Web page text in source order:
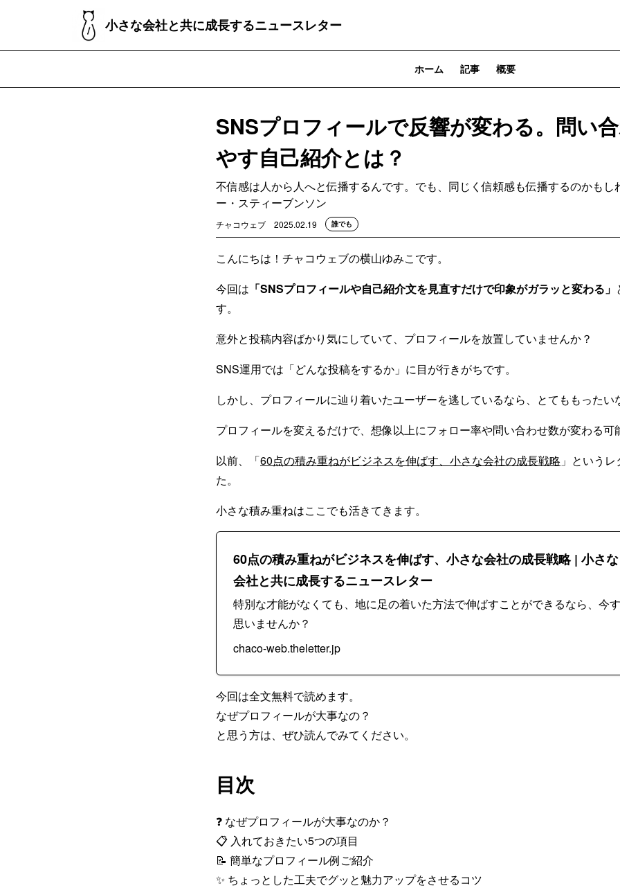
小さな会社と共に成長するニュースレター
ホーム 記事 概要
SNSプロフィールで反響が変わる。問い
やす自己紹介とは？
不信感は人から人へと伝播するんです。でも、同じく信頼感も伝播するのかも
ー・スティーブンソン
チャコウェブ 2025.02.19 誰でも
こんにちは！チャコウェブの横山ゆみこです。
今回は 「SNSプロフィールや自己紹介文を見直すだけで印象がガラッと変わる」
す。
意外と投稿内容ばかり気にしていて、プロフィールを放置していませんか？
SNS運用では「どんな投稿をするか」に目が行きがちです。
しかし、プロフィールに辿り着いたユーザーを逃しているなら、とてももったい
プロフィールを変えるだけで、想像以上にフォロー率や問い合わせ数が変わる可
以前、「60点の積み重ねがビジネスを伸ばす、小さな会社の成長戦略 」という
た。
小さな積み重ねはここでも活きてきます。
60点の積み重ねがビジネスを伸ばす、小さな会社の成長戦略 | 小さな
会社と共に成長するニュースレター
特別な才能がなくても、地に足の着いた方法で伸ばすことができるなら、今
思いませんか？
chaco-web.theletter.jp
今回は全文無料で読めます。
なぜプロフィールが大事なの？
と思う方は、ぜひ読んでみてください。
目次
❓ なぜプロフィールが大事なのか？
📋 入れておきたい5つの項目
📝 簡単なプロフィール例ご紹介
✨ ちょっとした工夫でグッと魅力アップをさせるコツ